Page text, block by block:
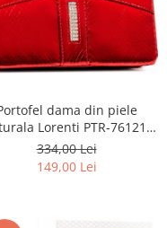
dama din piele
Lorenti PTR-76121-
MSD-9306 RE
334,00 Lei
149,00 Lei